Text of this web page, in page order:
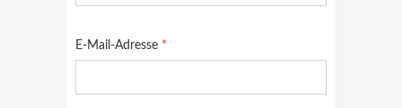
E-Mail-Adresse *